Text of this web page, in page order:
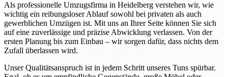
Als professionelle Umzugsfirma in Heidelberg verstehen wir, wie
wichtig ein reibungsloser Ablauf sowohl bei privaten als auch
gewerblichen Umzügen ist. Mit uns an Ihrer Seite können Sie sich
auf eine zuverlässige und präzise Abwicklung verlassen. Von der
ersten Planung bis zum Einbau – wir sorgen dafür, dass nichts dem
Zufall überlassen wird.
Unser Qualitätsanspruch ist in jedem Schritt unseres Tuns spürbar.